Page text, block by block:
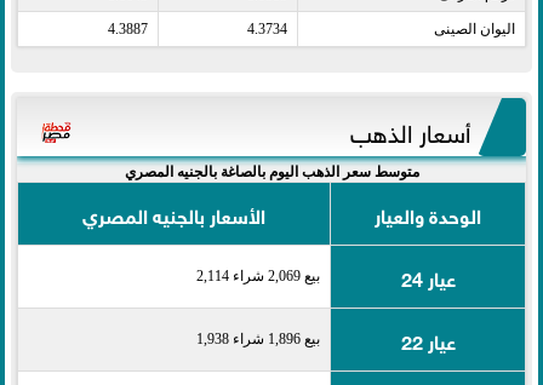
اليوان الصينى​ 4.3734
4.3887
أسعار الذهب
متوسط سعر الذهب اليوم بالصاغة بالجنيه المصري
الوحدة والعيار
الأسعار بالجنيه المصري
عيار 24
بيع 2,069 شراء 2,114
عيار 22 بيع 1,896 شراء 1,938